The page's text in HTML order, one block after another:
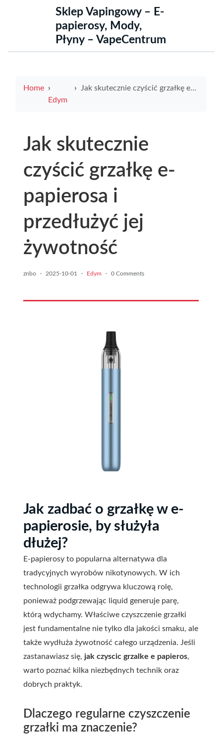
Sklep Vapingowy – E-
papierosy, Mody,
Płyny – VapeCentrum
Home
Edym
Jak skutecznie czyścić grzałkę e-papierosa i przedłużyć jej żywotność
Jak skutecznie
czyścić grzałkę e-
papierosa i
przedłużyć jej
żywotność
znbo · 2025-10-01 · Edym · 0 Comments
Jak zadbać o grzałkę w e-
papierosie, by służyła
dłużej?
E-papierosy to popularna alternatywa dla
tradycyjnych wyrobów nikotynowych. W ich
technologii grzałka odgrywa kluczową rolę,
ponieważ podgrzewając liquid generuje parę,
którą wdychamy. Właściwe czyszczenie grzałki
jest fundamentalne nie tylko dla jakości smaku, ale
także wydłuża żywotność całego urządzenia. Jeśli
zastanawiasz się, jak czyscic grzalke e papieros,
warto poznać kilka niezbędnych technik oraz
dobrych praktyk.
Dlaczego regularne czyszczenie
grzałki ma znaczenie?